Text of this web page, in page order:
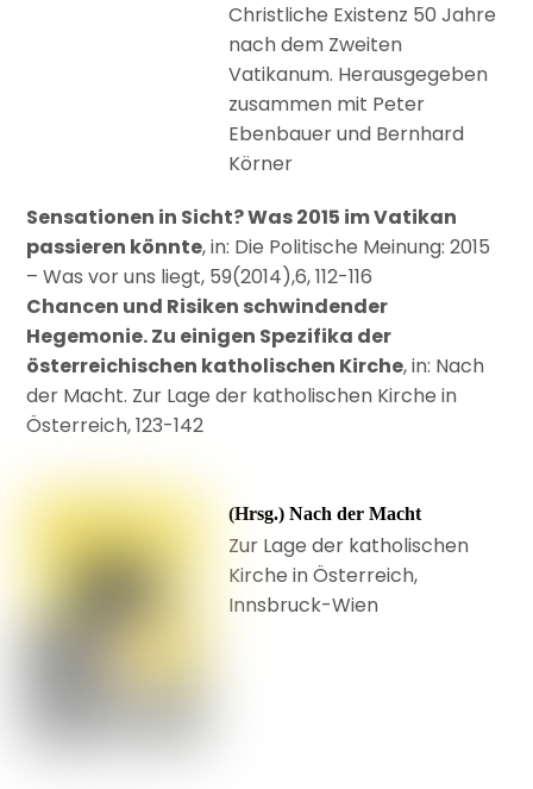
Christliche Existenz 50 Jahre
nach dem Zweiten
Vatikanum. Herausgegeben
zusammen mit Peter
Ebenbauer und Bernhard
Körner
Sensationen in Sicht? Was 2015 im Vatikan
passieren könnte, in: Die Politische Meinung: 2015
– Was vor uns liegt, 59(2014),6, 112-116
Chancen und Risiken schwindender
Hegemonie. Zu einigen Spezifika der
österreichischen katholischen Kirche, in: Nach
der Macht. Zur Lage der katholischen Kirche in
Österreich, 123-142
(Hrsg.) Nach der Macht
Zur Lage der katholischen
Kirche in Österreich,
Innsbruck-Wien